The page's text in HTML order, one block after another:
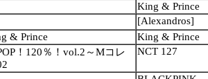
King & Prince
[Alexandros]
& Prince
King & Prince
！120％！vol.2～Mコレ
NCT 127